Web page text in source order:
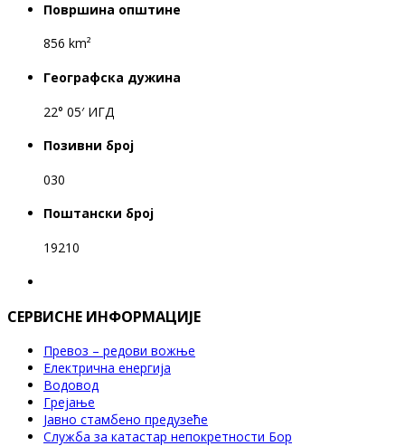
Површина општине
856 km²
Географска дужина
22° 05′ ИГД
Позивни број
030
Поштански број
19210
СЕРВИСНЕ ИНФОРМАЦИЈЕ
Превоз – редови вожње
Електрична енергија
Водовод
Грејање
Јавно стамбено предузеће
Служба за катастар непокретности Бор